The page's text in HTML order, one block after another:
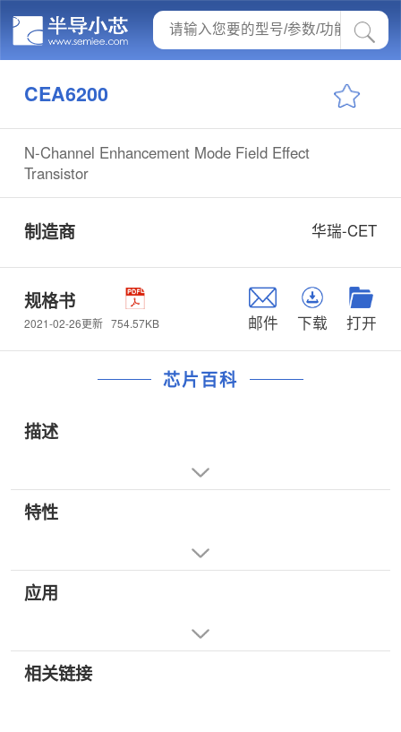
CEA6200
N-Channel Enhancement Mode Field Effect
Transistor
制造商 华瑞-CET
规格书
2021-02-26更新 754.57KB 邮件 下载 打开
芯片百科
描述
特性
应用
相关链接